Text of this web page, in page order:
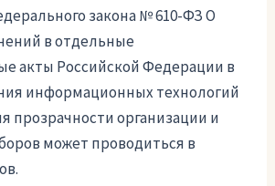
закона № 610-ФЗ О
в отдельные
акты Российской Федерации в
информационных технологий
прозрачности организации и
может проводиться в